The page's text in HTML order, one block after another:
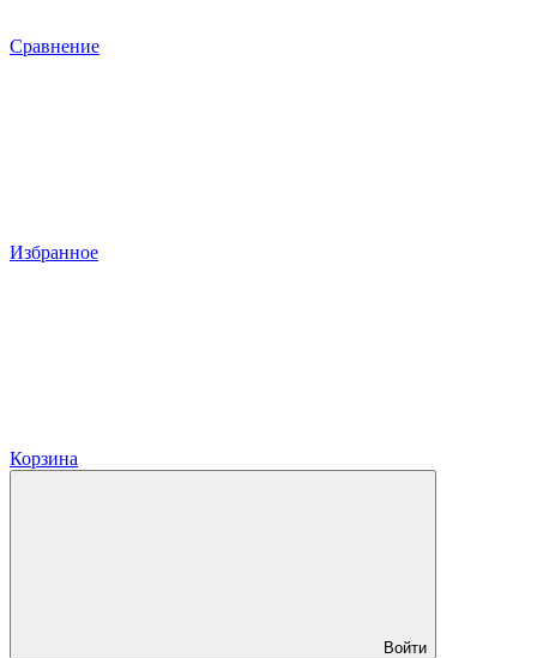
Сравнение
Избранное
Корзина
Войти